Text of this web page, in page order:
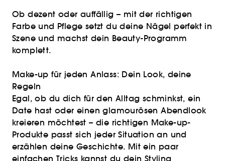
Ob dezent oder auffällig – mit der richtigen
Farbe und Pflege setzt du deine Nägel perfekt in
Szene und machst dein Beauty-Programm
komplett.
Make-up für jeden Anlass: Dein Look, deine
Regeln
Egal, ob du dich für den Alltag schminkst, ein
Date hast oder einen glamourösen Abendlook
kreieren möchtest – die richtigen Make-up-
Produkte passt sich jeder Situation an und
erzählen deine Geschichte. Mit ein paar
einfachen Tricks kannst du dein Styling